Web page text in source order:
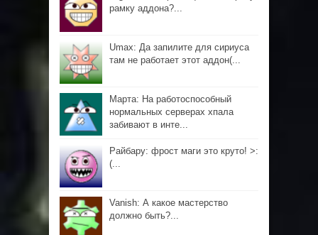
рамку аддона?...
Umax: Да запилите для сириуса
там не работает этот аддон(...
Марта: На работоспособный
нормальных серверах хпала
забивают в инте...
Райбару: фрост маги это круто! >:
(...
Vanish: А какое мастерство
должно быть?...